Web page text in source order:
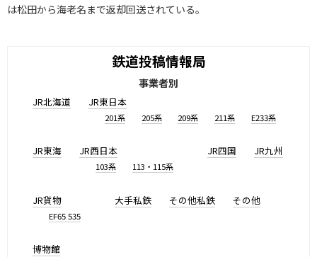
は松田から海老名まで返却回送されている。
鉄道投稿情報局
事業者別
JR北海道 JR東日本
201系 205系 209系 211系 E233系
JR東海 JR西日本
103系 113・115系
JR四国 JR九州
JR貨物
EF65 535
大手私鉄 その他私鉄 その他
博物館